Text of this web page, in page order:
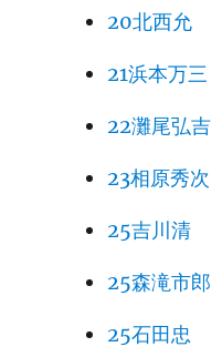
20北西允
21浜本万三
22灘尾弘吉
23相原秀次
25吉川清
25森滝市郎
25石田忠